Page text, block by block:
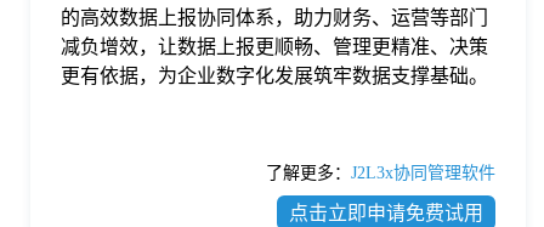
的高效数据上报协同体系，助力财务、运营等部门
减负增效，让数据上报更顺畅、管理更精准、决策
更有依据，为企业数字化发展筑牢数据支撑基础。
了解更多： J2L3x协同管理软件
点击立即申请免费试用